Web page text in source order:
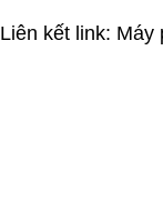
Liên kết link: Máy